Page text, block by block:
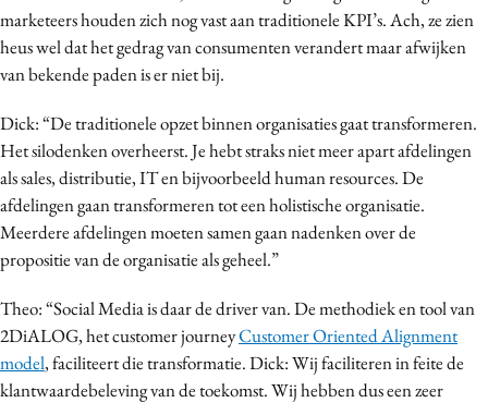
marketeers houden zich nog vast aan traditionele KPI’s. Ach, ze zien
heus wel dat het gedrag van consumenten verandert maar afwijken
van bekende paden is er niet bij.
Dick: “De traditionele opzet binnen organisaties gaat transformeren.
Het silodenken overheerst. Je hebt straks niet meer apart afdelingen
als sales, distributie, IT en bijvoorbeeld human resources. De
afdelingen gaan transformeren tot een holistische organisatie.
Meerdere afdelingen moeten samen gaan nadenken over de
propositie van de organisatie als geheel.”
Theo: “Social Media is daar de driver van. De methodiek en tool van
2DiALOG, het customer journeyCustomer Oriented Alignment
model, faciliteert die transformatie. Dick: Wij faciliteren in feite de
klantwaardebeleving van de toekomst. Wij hebben dus een zeer